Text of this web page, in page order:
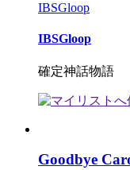
IBSGloop
IBSGloop
確定神話物語
Goodbye